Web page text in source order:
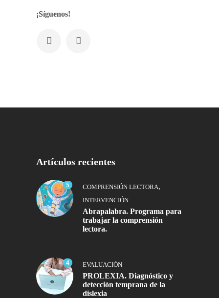
¡Síguenos!
Artículos recientes
5 COMPRENSIÓN LECTORA,
INTERVENCIÓN
Abrapalabra. Programa para
trabajar la comprensión
lectora.
4 EVALUACIÓN
PROLEXIA. Diagnóstico y
detección temprana de la
dislexia